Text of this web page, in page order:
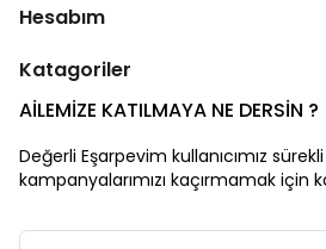
Hesabım
Katagoriler
AİLEMİZE KATILMAYA NE DERSİN ?
Değerli Eşarpevim kullanıcımız
kampanyalarımızı kaçırmamak için